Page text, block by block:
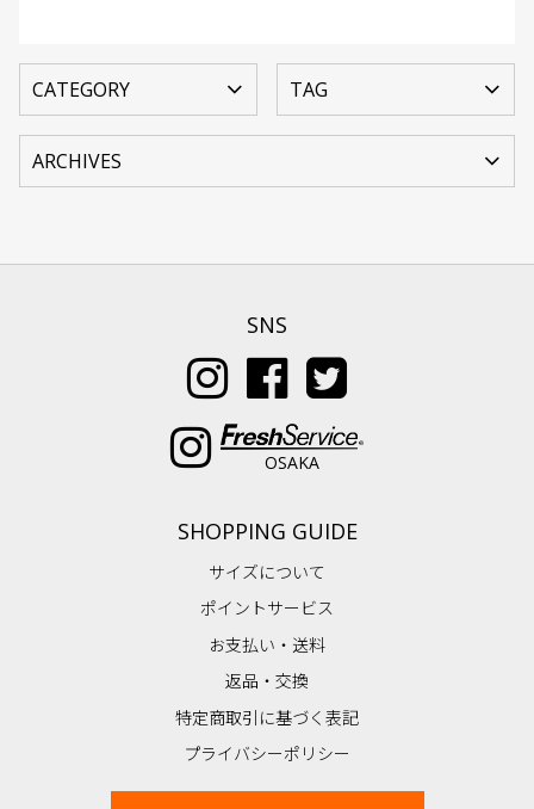
SNS
OSAKA
SHOPPING GUIDE
サイズについて
ポイントサービス
お支払い・送料
返品・交換
特定商取引に基づく表記
プライバシーポリシー